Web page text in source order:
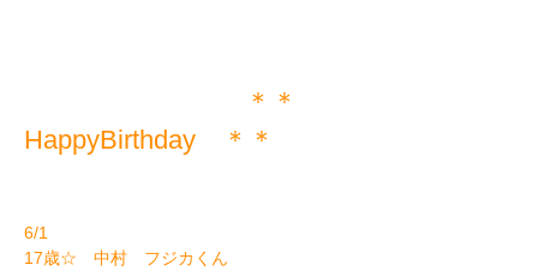
＊＊
HappyBirthday ＊＊
6/1
17歳☆ 中村 フジカくん